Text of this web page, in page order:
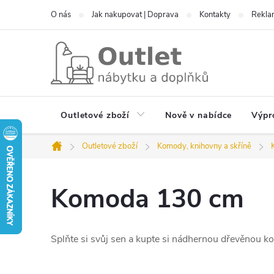
O nás Jak nakupovat | Doprava Kontakty
Outletové zboží Nově v nabídce
Domů
Outletové zboží Komody, knihovny a skříně
Komoda 130 cm
Splňte si svůj sen a kupte si nádhernou dřevěnou